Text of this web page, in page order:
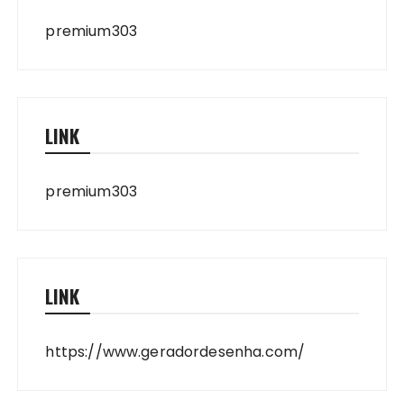
premium303
LINK
premium303
LINK
https://www.geradordesenha.com/